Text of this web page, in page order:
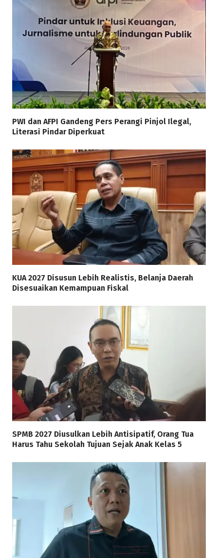
PWI dan AFPI Gandeng Pers Perangi Pinjol Ilegal,
Literasi Pindar Diperkuat
KUA 2027 Disusun Lebih Realistis, Belanja Daerah
Disesuaikan Kemampuan Fiskal
SPMB 2027 Diusulkan Lebih Antisipatif, Orang Tua
Harus Tahu Sekolah Tujuan Sejak Anak Kelas 5